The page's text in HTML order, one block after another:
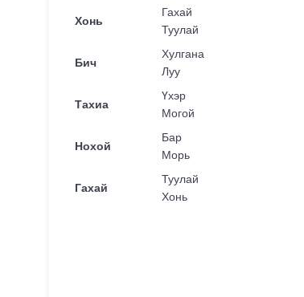
Хонь
Гахай
Туулай
Бич
Хулгана
Луу
Тахиа
Үхэр
Могой
Нохой
Бар
Морь
Гахай
Туулай
Хонь